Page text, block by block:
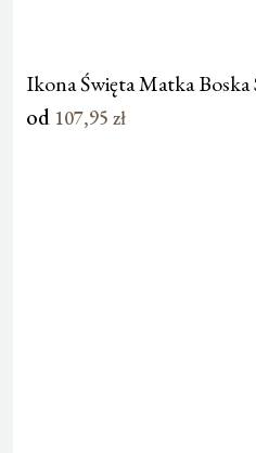
Ikona Święta Matka Boska
od 107,95 zł